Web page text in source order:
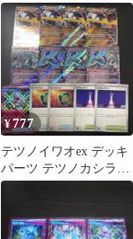
¥777
テツノイワオex デッキ
パーツ テツノカシラex
プリズムタワー